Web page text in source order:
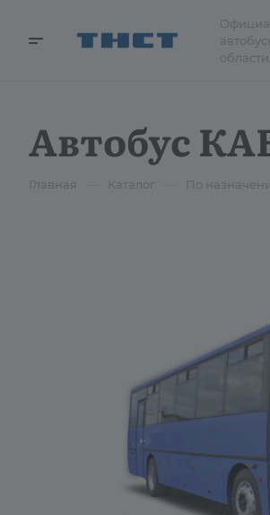
Автобус
Главная Каталог По